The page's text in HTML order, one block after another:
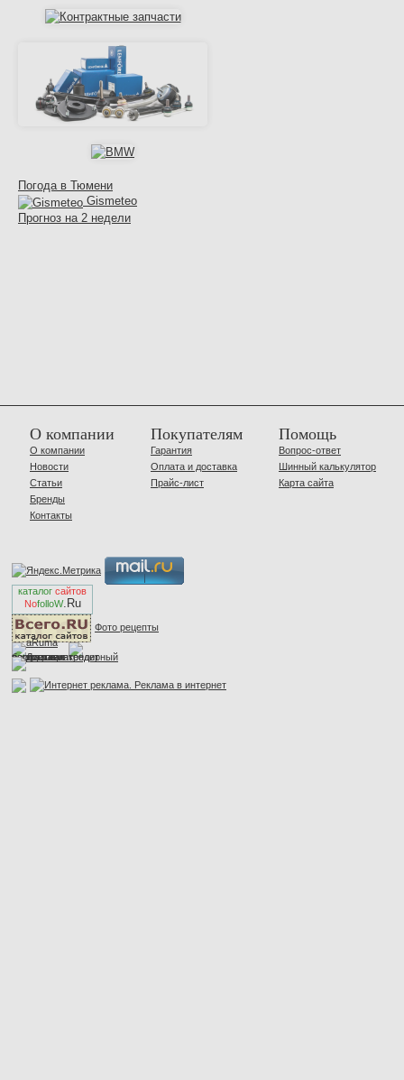
Погода в Тюмени
Gismeteo
Прогноз на 2 недели
О компании
О компании
Новости
Статьи
Бренды
Контакты
Покупателям
Гарантия
Оплата и доставка
Прайс-лист
Помощь
Вопрос-ответ
Шинный калькулятор
Карта сайта
каталог сайтов
NofolloW.Ru
Фото рецепты